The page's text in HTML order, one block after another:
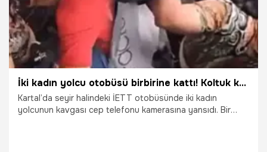
İki kadın yolcu otobüsü birbirine kattı! Koltuk kavgasında saç saça baş başa...
Kartal’da seyir halindeki İETT otobüsünde iki kadın
yolcunun kavgası cep telefonu kamerasına yansıdı. Bir